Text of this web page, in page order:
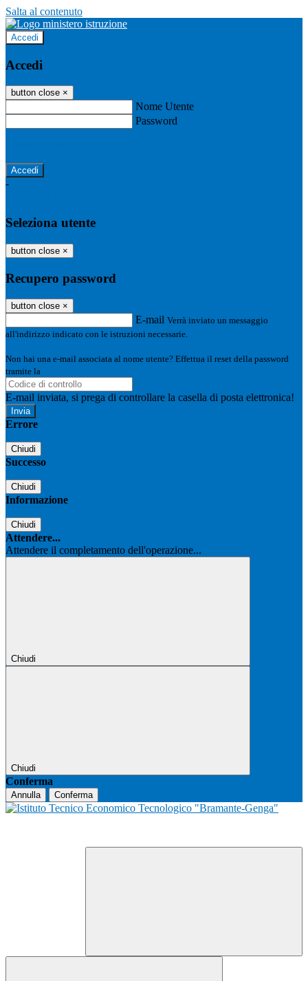
Salta al contenuto
Accedi
Accedi
button close ×
Nome Utente
Password
-
Seleziona utente
button close ×
Recupero password
button close ×
E-mail Verrà inviato un messaggio
all'indirizzo indicato con le istruzioni necessarie.
Non hai una e-mail associata al nome utente? Effettua il reset della password
tramite la
E-mail inviata, si prega di controllare la casella di posta elettronica!
Errore
Chiudi
Successo
Chiudi
Informazione
Chiudi
Attendere...
Attendere il completamento dell'operazione...
Chiudi
Chiudi
Conferma
Annulla Conferma